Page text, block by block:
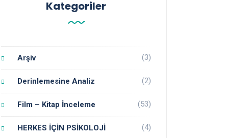
Kategoriler
Arşiv (3)
Derinlemesine Analiz (2)
Film – Kitap İnceleme (53)
HERKES İÇİN PSİKOLOJİ (4)